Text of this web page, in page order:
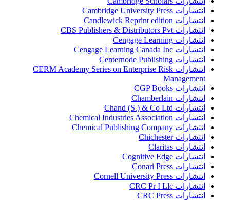
انتشارات Cambridge University Press
انتشارات Candlewick Reprint edition
انتشارات CBS Publishers & Distributors Pvt
انتشارات Cengage Learning
انتشارات Cengage Learning Canada Inc
انتشارات Centernode Publishing
انتشارات CERM Academy Series on Enterprise Risk
Management
انتشارات CGP Books
انتشارات Chamberlain
انتشارات Chand (S.) & Co Ltd
انتشارات Chemical Industries Association
انتشارات Chemical Publishing Company
انتشارات Chichester
انتشارات Claritas
انتشارات Cognitive Edge
انتشارات Conari Press
انتشارات Cornell University Press
انتشارات CRC Pr I Llc
انتشارات CRC Press